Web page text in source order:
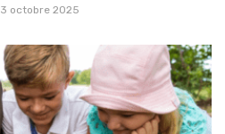
3 octobre 2025